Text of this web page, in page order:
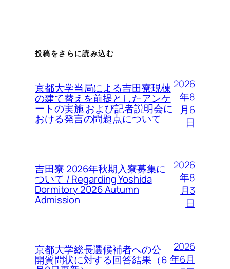
投稿をさらに読み込む
京都大学当局による吉田寮現棟
の建て替えを前提としたアンケ
ートの実施 および記者説明会に
おける発言の問題点について
2026
年8
月6
日
吉田寮 2026年秋期入寮募集に
ついて / Regarding Yoshida
Dormitory 2026 Autumn
Admission
2026
年8
月3
日
京都大学総長選候補者への公
開質問状に対する回答結果（6
2026
年6月